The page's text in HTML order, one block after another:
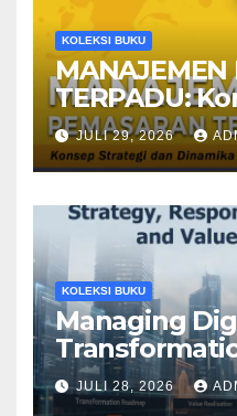
KOLEKSI BUKU
MANAJEMEN
TERPADU:
dan
JULI 29, 2026
KOLEKSI BUKU
Managing
Responsible
and Value
JULI 28, 2026